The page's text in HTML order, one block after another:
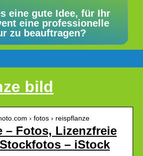
eine gute Idee, für Ihr
eine professionelle
zu beauftragen?
bild
› fotos › reispflanze
– Fotos, Lizenzfreie
– iStock